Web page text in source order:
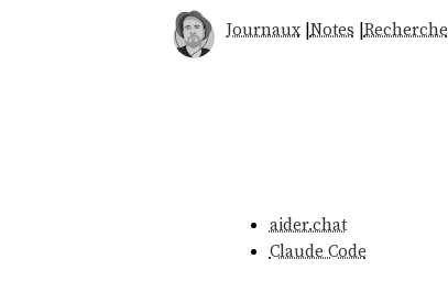
Journaux|Notes |Recherche
aider.chat
Claude Code